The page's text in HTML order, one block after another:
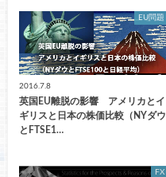
EU問題
2016.7.8
英国EU離脱の影響 アメリカとイ
ギリスと日本の株価比較（NYダウ
とFTSE1…
FX